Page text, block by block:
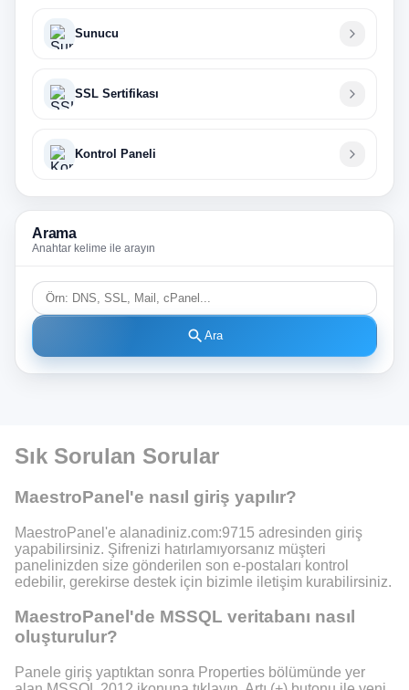
Sunucu
SSL Sertifikası
Kontrol Paneli
Arama
Anahtar kelime ile arayın
search Ara
Sık Sorulan Sorular
MaestroPanel'e nasıl giriş yapılır?
MaestroPanel'e alanadiniz.com:9715 adresinden giriş
yapabilirsiniz. Şifrenizi hatırlamıyorsanız müşteri
panelinizden size gönderilen son e-postaları kontrol
edebilir, gerekirse destek için bizimle iletişim kurabilirsiniz.
MaestroPanel'de MSSQL veritabanı nasıl
oluşturulur?
Panele giriş yaptıktan sonra Properties bölümünde yer